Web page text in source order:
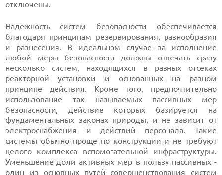
отключены.
Надежность систем безопасности обеспечивается
благодаря принципам резервирования, разнообразия
и разнесения. В идеальном случае за исполнение
любой меры безопасности должны отвечать сразу
несколько систем, находящихся в разных отсеках
реакторной установки и основанных на разном
принципе действия. Кроме того, предпочтительно
использование так называемых пассивных мер
безопасности, действие которых базируется на
фундаментальных законах природы, и не зависит от
электроснабжения и действий персонала. Такие
системы обычно проще по конструкции и не требуют
целого комплекса вспомогательной инфраструктуры.
Уменьшение доли активных мер в пользу пассивных -
один из основных путей совершенствования систем